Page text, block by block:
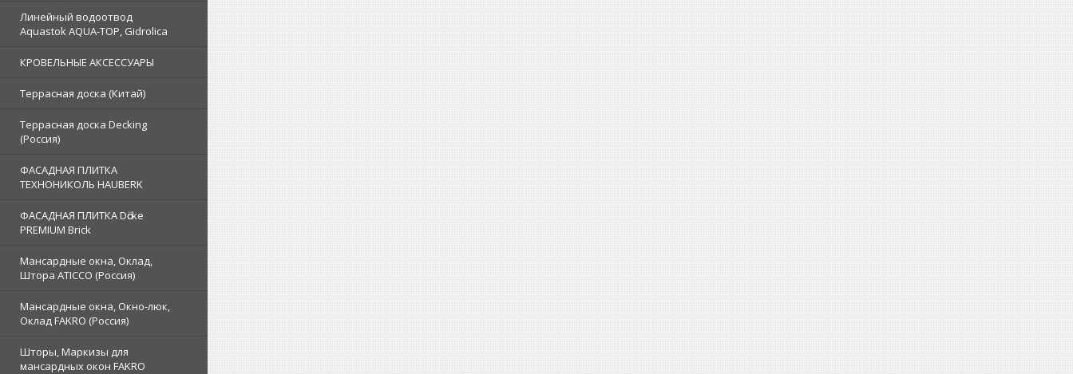
Линейный водоотвод
Aquastok AQUA-TOP, Gidrolica
КРОВЕЛЬНЫЕ АКСЕССУАРЫ
Террасная доска (Китай)
Террасная доска Decking
(Россия)
ФАСАДНАЯ ПЛИТКА
ТЕХНОНИКОЛЬ HAUBERK
ФАСАДНАЯ ПЛИТКА Dӧcke
PREMIUM Brick
Мансардные окна, Оклад,
Штора ATICCO (Россия)
Мансардные окна, Окно-люк,
Оклад FAKRO (Россия)
Шторы, Маркизы для
мансардных окон FAKRO